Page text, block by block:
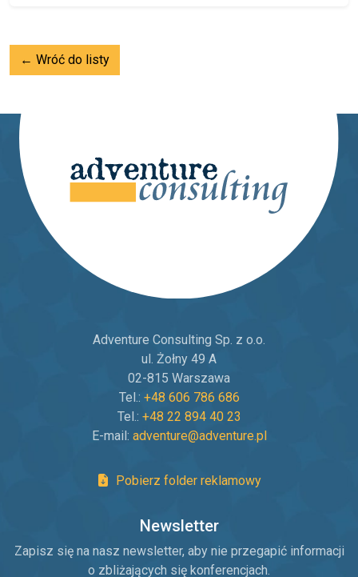
← Wróć do listy
Adventure Consulting Sp. z o.o.
ul. Żołny 49 A
02-815 Warszawa
Tel.: +48 606 786 686
Tel.: +48 22 894 40 23
E-mail: adventure@adventure.pl
Pobierz folder reklamowy
Newsletter
Zapisz się na nasz newsletter, aby nie przegapić informacji
o zbliżających się konferencjach.